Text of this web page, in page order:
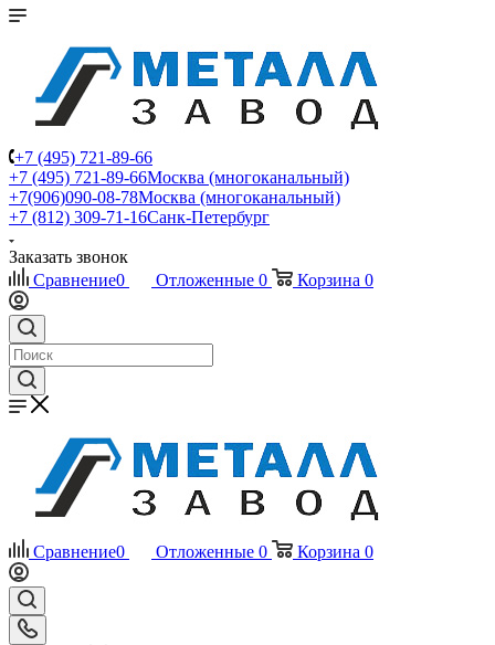
+7 (495) 721-89-66
+7 (495) 721-89-66Москва (многоканальный)
+7(906)090-08-78Москва (многоканальный)
+7 (812) 309-71-16Санк-Петербург
Заказать звонок
Сравнение0 Отложенные 0 Корзина 0
Сравнение0 Отложенные 0 Корзина 0